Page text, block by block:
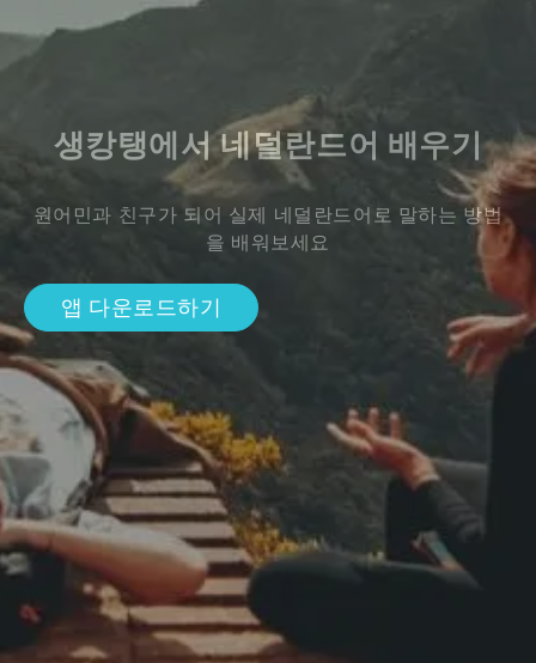
생캉탱에서 네덜란드어 배우기
원어민과 친구가 되어 실제 네덜란드어로 말하는 방법
을 배워보세요
앱 다운로드하기